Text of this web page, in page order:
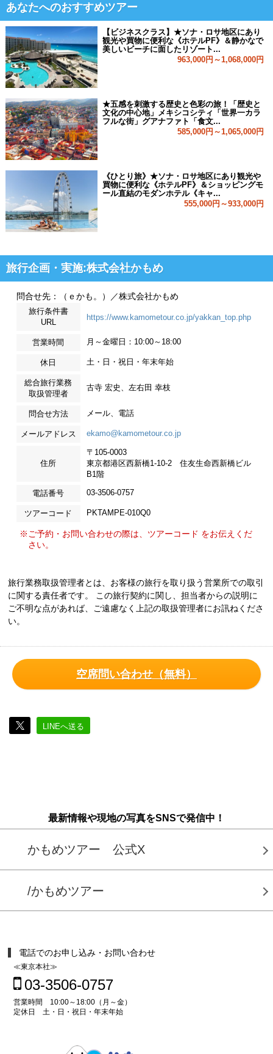
あなたへのおすすめツアー
【ビジネスクラス】★ソナ・ロサ地区にあり
観光や買物に便利な《ホテルPF》＆静かなで
美しいビーチに面したリゾート...
963,000円～1,068,000円
★五感を刺激する歴史と色彩の旅！「歴史と
文化の中心地」メキシコシティ「世界一カラ
フルな街」グアナファト「食文...
585,000円～1,065,000円
《ひとり旅》★ソナ・ロサ地区にあり観光や
買物に便利な《ホテルPF》＆ショッピングモ
ール直結のモダンホテル《キャ...
555,000円～933,000円
旅行企画・実施:株式会社かもめ
問合せ先：（ｅかも。）／株式会社かもめ
旅行条件書
URL
https://www.kamometour.co.jp/yakkan_top.php
営業時間 月～金曜日：10:00～18:00
休日 土・日・祝日・年末年始
総合旅行業務
取扱管理者
古寺 宏史、左右田 幸枝
問合せ方法 メール、電話
メールアドレス ekamo@kamometour.co.jp
住所
〒105-0003
東京都港区西新橋1-10-2 住友生命西新橋ビル
B1階
電話番号 03-3506-0757
ツアーコード PKTAMPE-010Q0
※ご予約・お問い合わせの際は、ツアーコード をお伝えくだ
さい。
旅行業務取扱管理者とは、お客様の旅行を取り扱う営業所での取引
に関する責任者です。 この旅行契約に関し、担当者からの説明に
ご不明な点があれば、ご遠慮なく上記の取扱管理者にお訊ねくださ
い。
空席問い合わせ（無料）
LINEへ送る
最新情報や現地の写真をSNSで発信中！
かもめツアー 公式X
/かもめツアー
電話でのお申し込み・お問い合わせ
≪東京本社≫
03-3506-0757
営業時間 10:00～18:00（月～金）
定休日 土・日・祝日・年末年始